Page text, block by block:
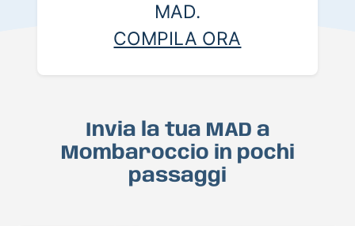
MAD.
COMPILA ORA
Invia la tua MAD a
Mombaroccio in pochi
passaggi